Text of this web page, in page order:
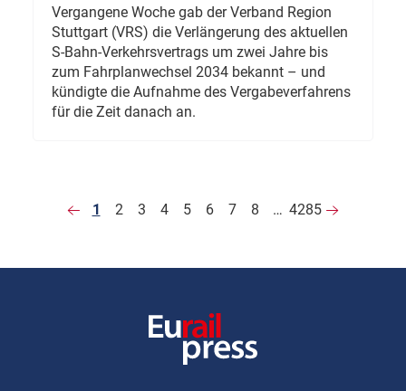
Vergangene Woche gab der Verband Region
Stuttgart (VRS) die Verlängerung des aktuellen
S-Bahn-Verkehrsvertrags um zwei Jahre bis
zum Fahrplanwechsel 2034 bekannt – und
kündigte die Aufnahme des Vergabeverfahrens
für die Zeit danach an.
1 2 3 4 5 6 7 8 … 4285